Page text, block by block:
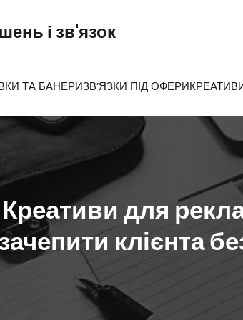
і зв'язок
ТА БАНЕРИЗВ’ЯЗКИ ПІД ОФЕРИ
Креативи для
клієнта